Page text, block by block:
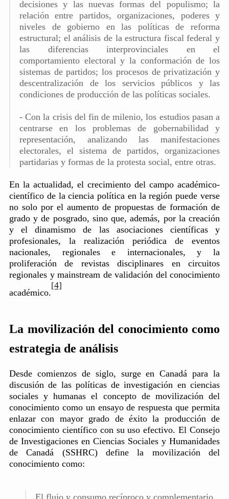
decisiones y las nuevas formas del populismo; la
relación entre partidos, organizaciones, poderes y
niveles de gobierno en las políticas de reforma
estructural; el análisis de la estructura fiscal federal y
las diferencias interprovinciales en el
comportamiento electoral y la conformación de los
sistemas de partidos; los procesos de privatización y
descentralización de los servicios públicos y las
condiciones de producción de las políticas sociales.
- Con la crisis del fin de milenio, los estudios pasan a
centrarse en los problemas de gobernabilidad y
representación, analizando las manifestaciones
electorales, el sistema de partidos, organizaciones
partidarias y formas de la protesta social, entre otras.
En la actualidad, el crecimiento del campo académico-
científico de la ciencia política en la región puede verse
no solo por el aumento de propuestas de formación de
grado y de posgrado, sino que, además, por la creación
y el dinamismo de las asociaciones científicas y
profesionales, la realización periódica de eventos
nacionales, regionales e internacionales, y la
proliferación de revistas disciplinares en circuitos
regionales y mainstream de validación del conocimiento
académico.
[4]
La movilización del conocimiento como
estrategia de análisis
Desde comienzos de siglo, surge en Canadá para la
discusión de las políticas de investigación en ciencias
sociales y humanas el concepto de movilización del
conocimiento como un ensayo de respuesta que permita
enlazar con mayor grado de éxito la producción de
conocimiento científico con su uso efectivo. El Consejo
de Investigaciones en Ciencias Sociales y Humanidades
de Canadá (SSHRC) define la movilización del
conocimiento como:
El flujo y consumo recíproco y complementario